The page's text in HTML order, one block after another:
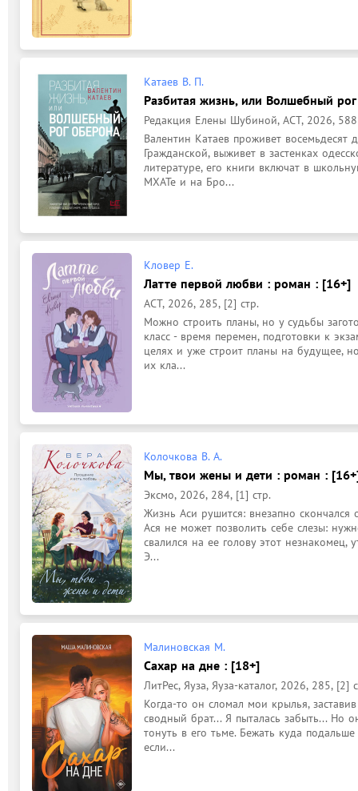
Катаев В. П.
Разбитая жизнь, или Волшебный
Редакция Елены Шубиной, АСТ, 2026, 588
Валентин Катаев проживет
Гражданской, выживет в застенках
литературе, его книги включат в
МХАТе и на Бро...
Кловер Е.
Латте первой любви : роман : [16+]
АСТ, 2026, 285, [2] стр.
Можно строить планы, но у судьбы
класс - время перемен, подготовки к
целях и уже строит планы на будущее,
их кла...
Колочкова В. А.
Мы, твои жены и дети : роман :
Эксмо, 2026, 284, [1] стр.
Жизнь Аси рушится: внезапно
Ася не может позволить себе слезы:
свалился на ее голову этот
Э...
Малиновская М.
Сахар на дне : [18+]
ЛитРес, Яуза, Яуза-каталог, 2026, 285, [2]
Когда-то он сломал мои крылья,
сводный брат... Я пыталась забыть... Но
тонуть в его тьме. Бежать куда
если...